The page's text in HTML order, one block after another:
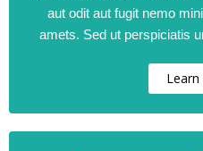
aut odit aut fugit nemo
amets. Sed ut perspiciatis